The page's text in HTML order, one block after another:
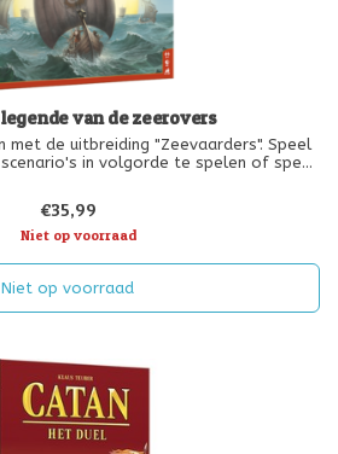
legende van de zeerovers
met de uitbreiding "Zeevaarders". Speel
in volgorde te spelen of speel
€35,99
Niet op voorraad
Niet op voorraad